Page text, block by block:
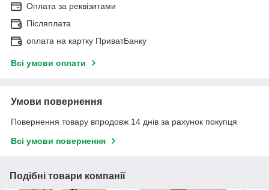
Оплата за реквізитами
Післяплата
оплата на картку ПриватБанку
Всі умови оплати
Умови повернення
Повернення товару впродовж 14 днів за рахунок покупця
Всі умови повернення
Подібні товари компанії